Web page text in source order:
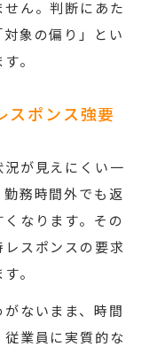
ん。判断にあた
象の偏り」とい
。
スポンス強要
況が見えにくい一
務時間外でも返
なります。その
スポンスの要求
。
ないまま、時間
業員に実質的な